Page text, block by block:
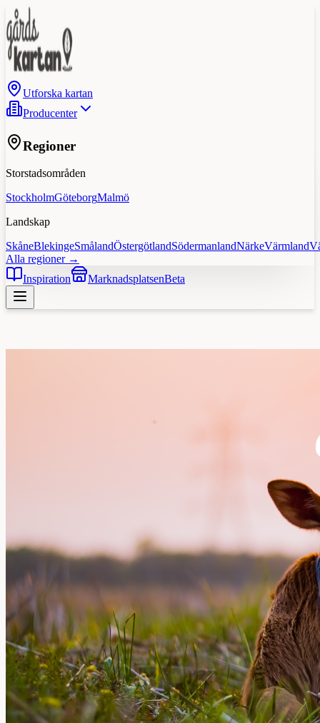
Utforska kartan
Producenter
Regioner
Storstadsområden
StockholmGöteborgMalmö
Landskap
SkåneBlekingeSmålandÖstergötlandSödermanlandNärkeVärmland
Alla regioner →
Inspiration
MarknadsplatsenBeta